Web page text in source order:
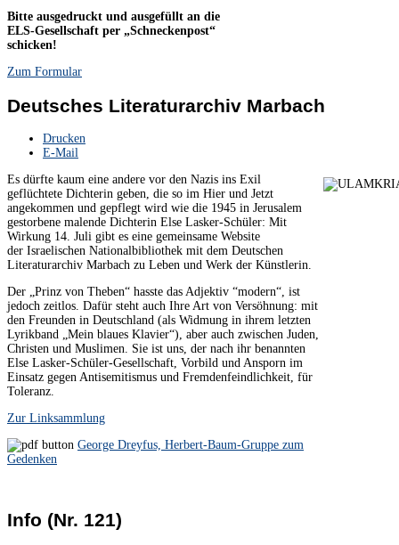
Bitte ausgedruckt und ausgefüllt an die
ELS-Gesellschaft per „Schneckenpost“
schicken!
Zum Formular
Deutsches Literaturarchiv Marbach
Drucken
E-Mail
Es dürfte kaum eine andere vor den Nazis ins Exil
geflüchtete Dichterin geben, die so im Hier und Jetzt
angekommen und gepflegt wird wie die 1945 in Jerusalem
gestorbene malende Dichterin Else Lasker-Schüler: Mit
Wirkung 14. Juli gibt es eine gemeinsame Website
der Israelischen Nationalbibliothek mit dem Deutschen
Literaturarchiv Marbach zu Leben und Werk der Künstlerin.
Der „Prinz von Theben“ hasste das Adjektiv “modern“, ist
jedoch zeitlos. Dafür steht auch Ihre Art von Versöhnung: mit
den Freunden in Deutschland (als Widmung in ihrem letzten
Lyrikband „Mein blaues Klavier“), aber auch zwischen Juden,
Christen und Muslimen. Sie ist uns, der nach ihr benannten
Else Lasker-Schüler-Gesellschaft, Vorbild und Ansporn im
Einsatz gegen Antisemitismus und Fremdenfeindlichkeit, für
Toleranz.
Zur Linksammlung
George Dreyfus, Herbert-Baum-Gruppe zum
Gedenken
Info (Nr. 121)